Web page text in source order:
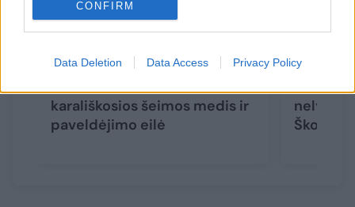
CONFIRM
Data Deletion Data Access Privacy Policy
Karalienės Elizabeth II mirtis:
karališkosios šeimos medis ir
paveldėjimo eilė
Aiškėja,
Škotiją: